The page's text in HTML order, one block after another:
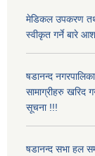
मेडिकल उपकरण
स्वीकृत गर्ने बारे
षडानन्द
सामाग्रीहरु खरिद
सूचना !!!
षडानन्द सभा हल